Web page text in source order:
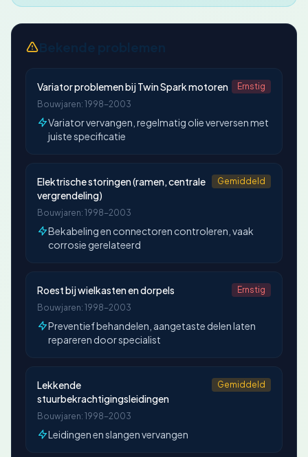
Variator problemen bij Twin Spark motoren
Ernstig
Bouwjaren: 1998-2003
Variator vervangen, regelmatig olie verversen met
juiste specificatie
Elektrische storingen (ramen, centrale
vergrendeling)
Gemiddeld
Bouwjaren: 1998-2003
Bekabeling en connectoren controleren, vaak
corrosie gerelateerd
Roest bij wielkasten en dorpels
Ernstig
Bouwjaren: 1998-2003
Preventief behandelen, aangetaste delen laten
repareren door specialist
Lekkende
stuurbekrachtigingsleidingen
Gemiddeld
Bouwjaren: 1998-2003
Leidingen en slangen vervangen